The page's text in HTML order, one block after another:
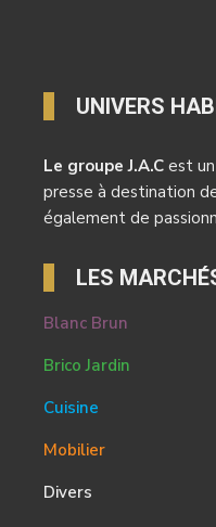
UNIVERS
Le groupe J.A.C est
presse à destination
également de
LES
Blanc Brun
Brico Jardin
Cuisine
Mobilier
Divers